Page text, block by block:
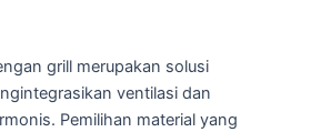
grill merupakan solusi
ventilasi dan
Pemilihan material yang